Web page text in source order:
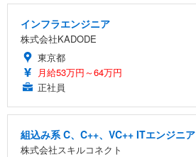
インフラエンジニア
株式会社KADODE
東京都
月給53万円～64万円
正社員
組込み系 C、C++、VC++ ITエンジニア
株式会社スキルコネクト